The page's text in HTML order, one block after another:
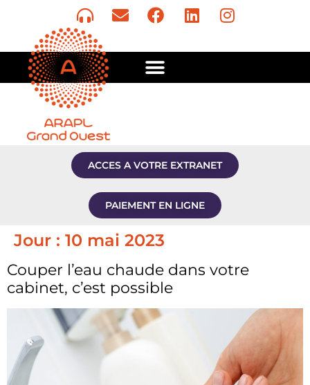
ACCES A VOTRE EXTRANET
PAIEMENT EN LIGNE
Jour : 10 mai 2023
Couper l’eau chaude dans votre
cabinet, c’est possible